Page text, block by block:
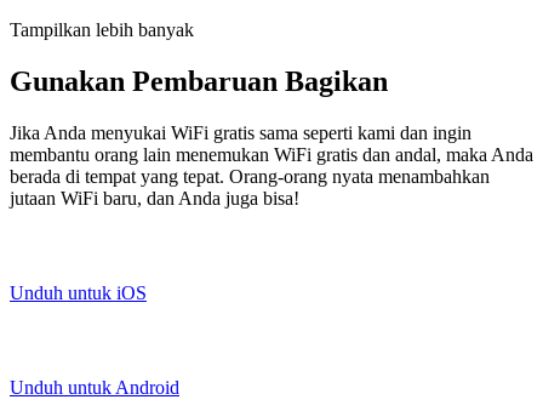
Tampilkan lebih banyak
Gunakan Pembaruan Bagikan
Jika Anda menyukai WiFi gratis sama seperti kami dan ingin
membantu orang lain menemukan WiFi gratis dan andal, maka Anda
berada di tempat yang tepat. Orang-orang nyata menambahkan
jutaan WiFi baru, dan Anda juga bisa!
Unduh untuk iOS
Unduh untuk Android